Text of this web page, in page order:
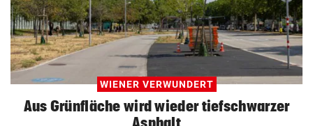
WIENER VERWUNDERT
Aus Grünfläche wird wieder tiefschwarzer
Asphalt